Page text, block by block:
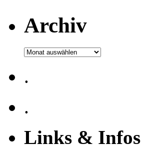
Archiv
Archiv
.
.
Links & Infos